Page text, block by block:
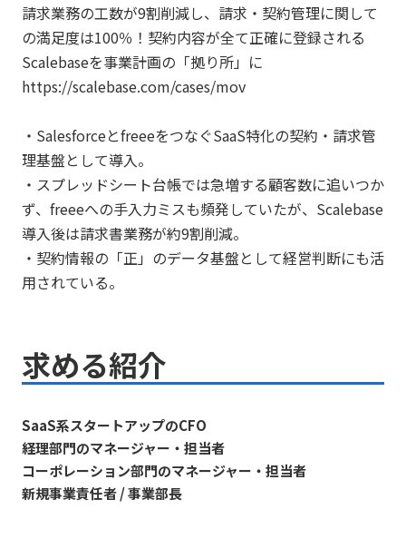
請求業務の工数が9割削減し、請求・契約管理に関して
の満足度は100％！契約内容が全て正確に登録される
Scalebaseを事業計画の「拠り所」に
https://scalebase.com/cases/mov
・SalesforceとfreeeをつなぐSaaS特化の契約・請求管
理基盤として導入。
・スプレッドシート台帳では急増する顧客数に追いつか
ず、freeeへの手入力ミスも頻発していたが、Scalebase
導入後は請求書業務が約9割削減。
・契約情報の「正」のデータ基盤として経営判断にも活
用されている。
求める紹介
SaaS系スタートアップのCFO
経理部門のマネージャー・担当者
コーポレーション部門のマネージャー・担当者
新規事業責任者 / 事業部長